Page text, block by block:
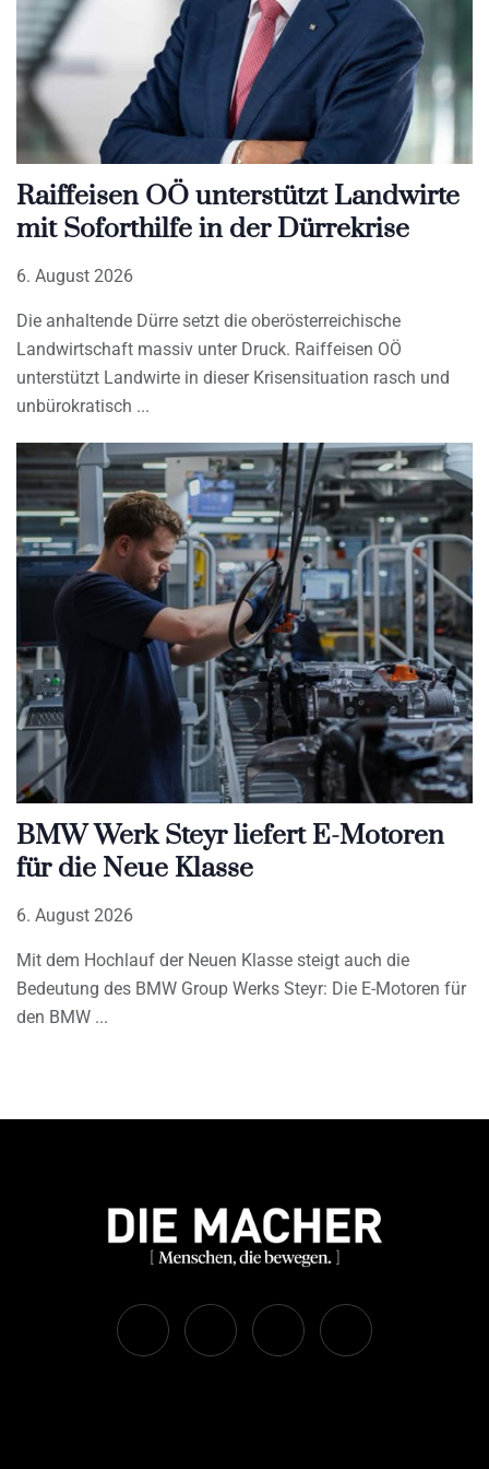
Raiffeisen OÖ unterstützt Landwirte
mit Soforthilfe in der Dürrekrise
6. August 2026
Die anhaltende Dürre setzt die oberösterreichische
Landwirtschaft massiv unter Druck. Raiffeisen OÖ
unterstützt Landwirte in dieser Krisensituation rasch und
unbürokratisch
BMW Werk Steyr liefert E-Motoren
für die Neue Klasse
6. August 2026
Mit dem Hochlauf der Neuen Klasse steigt auch die
Bedeutung des BMW Group Werks Steyr: Die E-Motoren für
den BMW